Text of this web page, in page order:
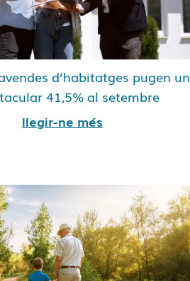
d’habitatges pugen un
41,5% al setembre
llegir-ne més